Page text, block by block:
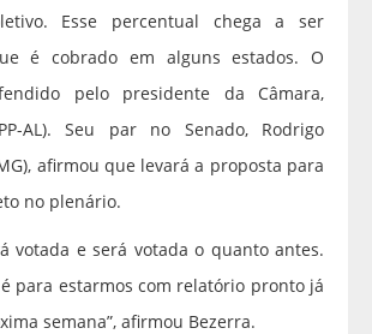
Esse percentual chega a ser
é cobrado em alguns estados. O
pelo presidente da Câmara,
AL). Seu par no Senado, Rodrigo
afirmou que levará a proposta para
no plenário.
votada e será votada o quanto antes.
para estarmos com relatório pronto já
semana”, afirmou Bezerra.